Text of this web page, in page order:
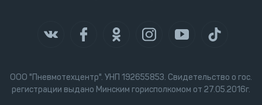
ООО "Пневмотехцентр". УНП 192655853. Свидетельство о гос.
регистрации выдано Минским горисполкомом от 27.05.2016г.